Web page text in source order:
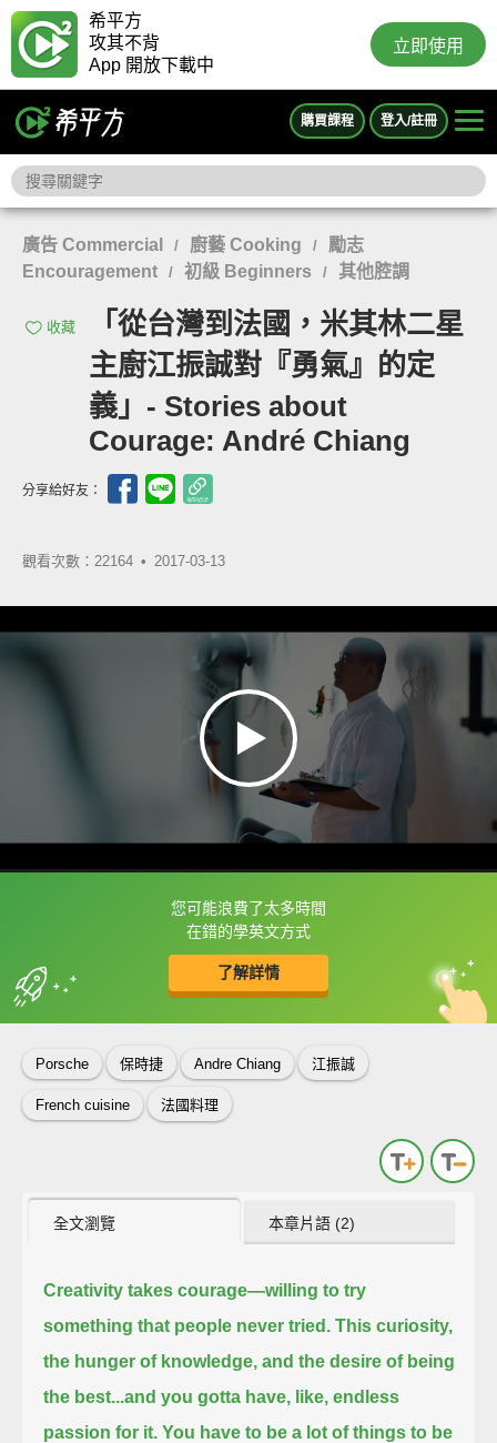
希平方
攻其不背
App 開放下載中
立即使用
購買課程 登入/註冊
廣告 Commercial / 廚藝 Cooking /
勵志
Encouragement
/ 初級 Beginners / 其他腔調
收藏
「從台灣到法國，米其林二星
主廚江振誠對『勇氣』的定
義」- Stories about
Courage: André Chiang
分享給好友：
觀看次數：22164 • 2017-03-13
您可能浪費了太多時間
在錯的學英文方式
了解詳情
框選或點兩下字幕可以直接查字典喔！
收錄佳句 中
英
Porsche 保時捷 Andre Chiang 江振誠
French cuisine 法國料理
全文瀏覽 本章片語 (2)
Creativity takes courage—willing to try
something that people never tried. This curiosity,
the hunger of knowledge, and the desire of being
the best...and you gotta have, like, endless
passion for it. You have to be a lot of things to be